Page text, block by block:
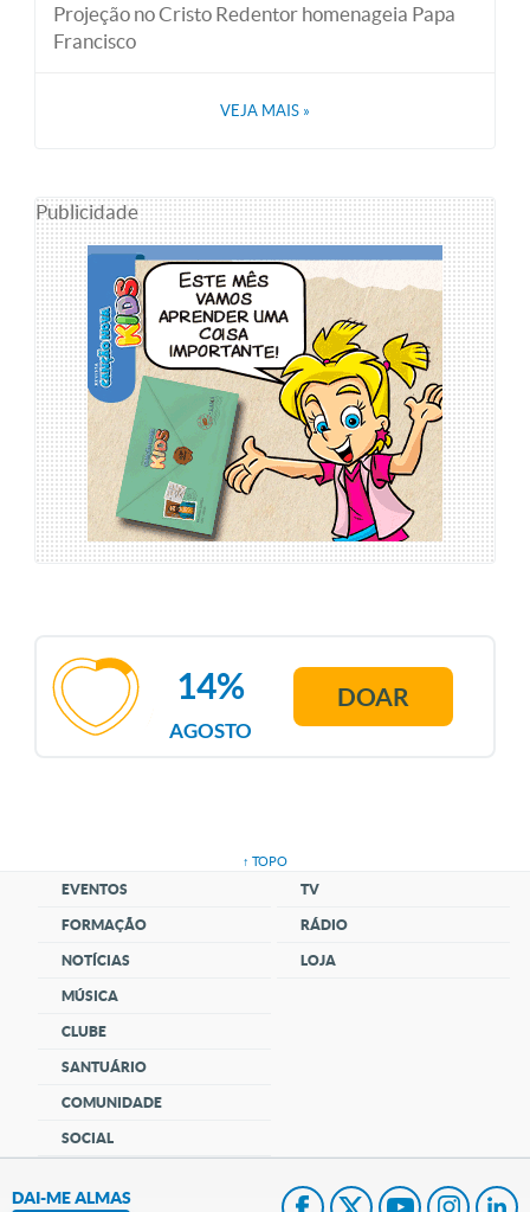
Projeção no Cristo Redentor homenageia Papa
Francisco
VEJA MAIS »
Publicidade
AGOSTO
14% DOAR
↑ TOPO
EVENTOS
FORMAÇÃO
NOTÍCIAS
MÚSICA
CLUBE
SANTUÁRIO
COMUNIDADE
SOCIAL
TV
RÁDIO
LOJA
DAI-ME ALMAS